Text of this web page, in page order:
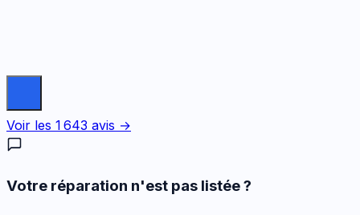
Voir les 1 643 avis →
Votre réparation n'est pas listée ?